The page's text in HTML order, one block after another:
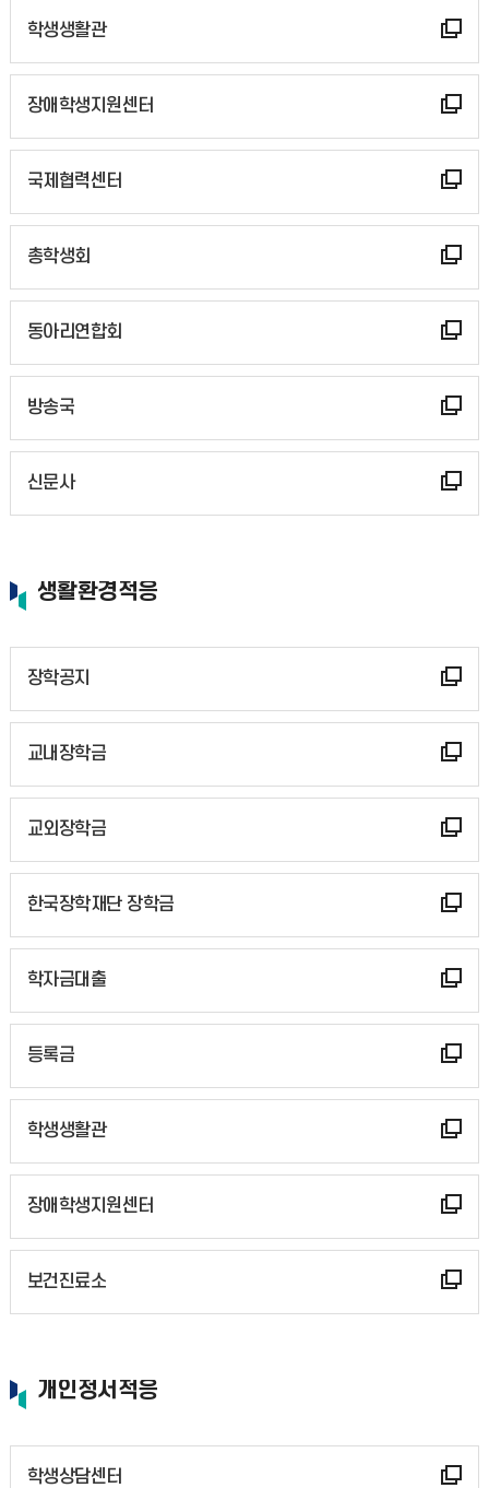
학생생활관
장애학생지원센터
국제협력센터
총학생회
동아리연합회
방송국
신문사
생활환경적응
장학공지
교내장학금
교외장학금
한국장학재단 장학금
학자금대출
등록금
학생생활관
장애학생지원센터
보건진료소
개인정서적응
학생상담센터